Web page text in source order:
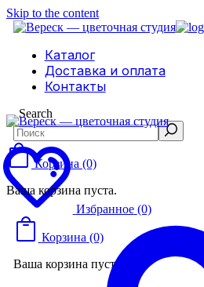
Skip to the content
Каталог
Доставка и оплата
Контакты
Search
Избранное (0)
Корзина (0)
Ваша корзина пуста.
Корзина (0)
Ваша корзина пуста.